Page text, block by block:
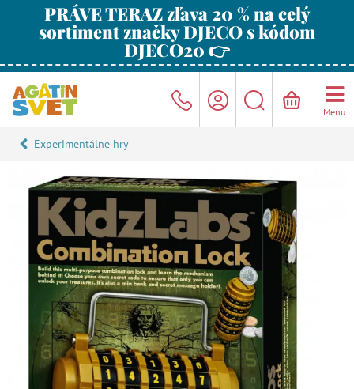
PRÁVE TERAZ zľava 20 % na celý
sortiment značky DJECO s kódom
DJECO20 👉
Menu
Experimentálne hry